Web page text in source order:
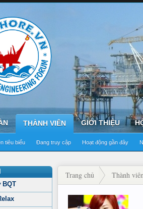
THÀNH VIÊN
tiêu biểu Đang truy cập Hoạt động gần đây
GIỚI THIỆU
Trang chủ Thành